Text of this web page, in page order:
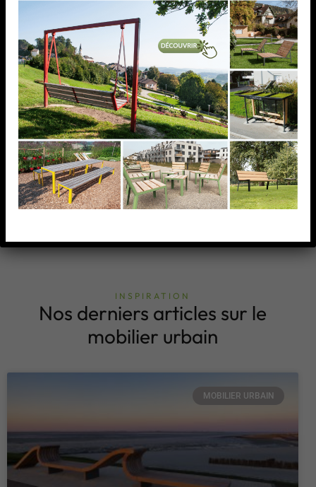
Téléchargez
INSPIRATION
Nos derniers articles sur le
mobilier urbain
MOBILIER URBAIN